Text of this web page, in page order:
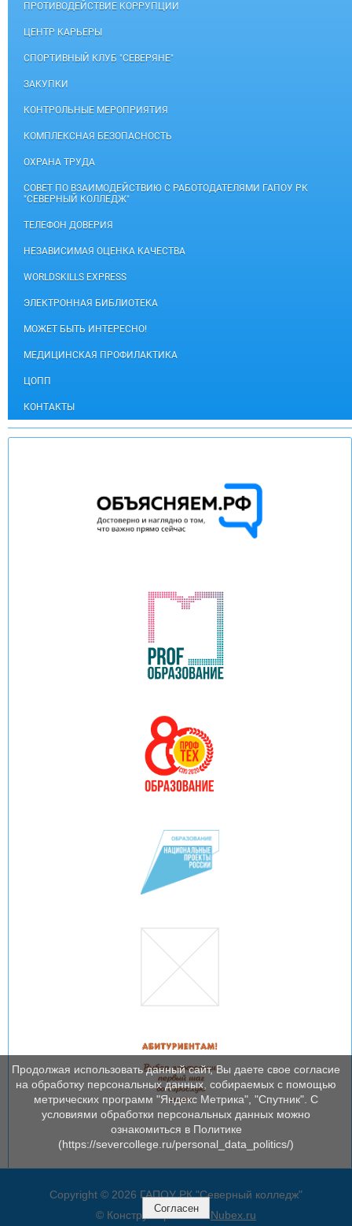
ПРОТИВОДЕЙСТВИЕ КОРРУПЦИИ
ЦЕНТР КАРЬЕРЫ
СПОРТИВНЫЙ КЛУБ "СЕВЕРЯНЕ"
ЗАКУПКИ
КОНТРОЛЬНЫЕ МЕРОПРИЯТИЯ
КОМПЛЕКСНАЯ БЕЗОПАСНОСТЬ
ОХРАНА ТРУДА
СОВЕТ ПО ВЗАИМОДЕЙСТВИЮ С РАБОТОДАТЕЛЯМИ ГАПОУ РК
"СЕВЕРНЫЙ КОЛЛЕДЖ"
ТЕЛЕФОН ДОВЕРИЯ
НЕЗАВИСИМАЯ ОЦЕНКА КАЧЕСТВА
WORLDSKILLS EXPRESS
ЭЛЕКТРОННАЯ БИБЛИОТЕКА
МОЖЕТ БЫТЬ ИНТЕРЕСНО!
МЕДИЦИНСКАЯ ПРОФИЛАКТИКА
ЦОПП
КОНТАКТЫ
Copyright © 2026 ГАПОУ РК "Северный колледж"
© Конструктор сайтовNubex.ru
Продолжая использовать данный сайт, Вы даете свое согласие
на обработку персональных данных, собираемых с помощью
метрических программ "Яндекс Метрика", "Спутник". С
условиями обработки персональных данных можно
ознакомиться в Политике
(https://severcollege.ru/personal_data_politics/)
Согласен